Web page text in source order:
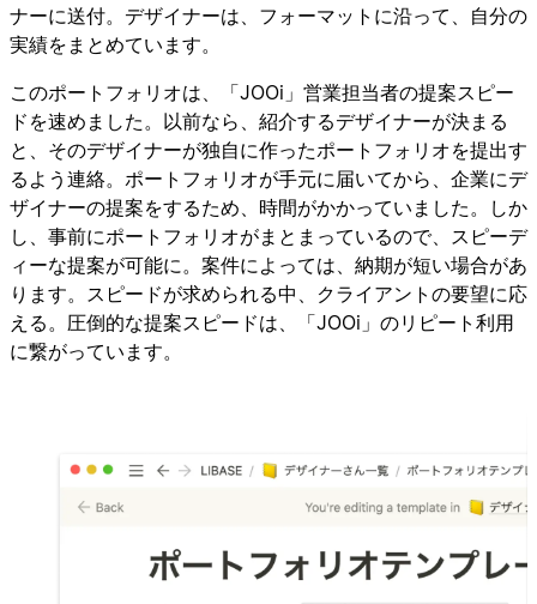
ナーに送付。デザイナーは、フォーマットに沿って、自分の
実績をまとめています。
このポートフォリオは、「JOOi」営業担当者の提案スピー
ドを速めました。以前なら、紹介するデザイナーが決まる
と、そのデザイナーが独自に作ったポートフォリオを提出す
るよう連絡。ポートフォリオが手元に届いてから、企業にデ
ザイナーの提案をするため、時間がかかっていました。しか
し、事前にポートフォリオがまとまっているので、スピーデ
ィーな提案が可能に。案件によっては、納期が短い場合があ
ります。スピードが求められる中、クライアントの要望に応
える。圧倒的な提案スピードは、「JOOi」のリピート利用
に繋がっています。